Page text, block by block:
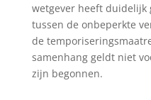
wetgever heeft duidelijk
tussen de onbeperkte
de
samenhang geldt niet
zijn begonnen.